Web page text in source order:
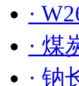
·
· 煤
· 钠